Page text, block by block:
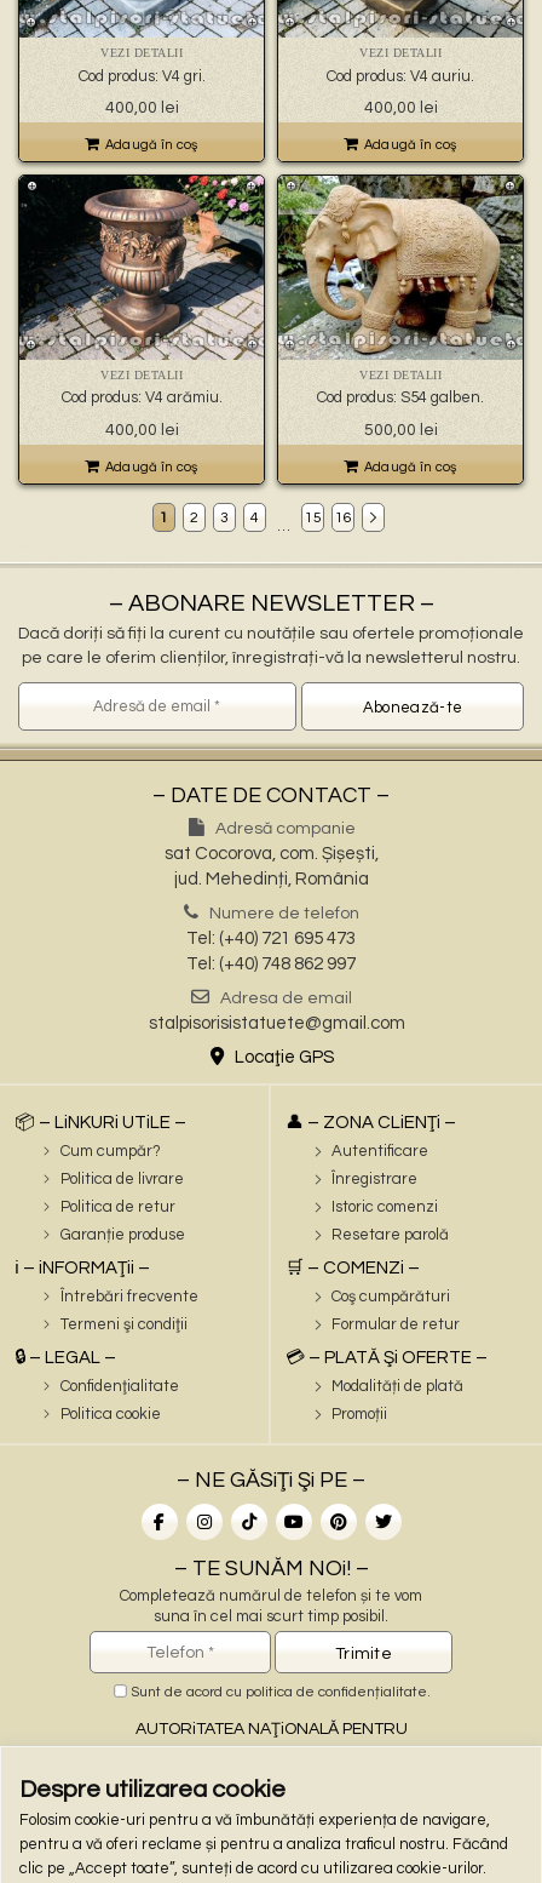
Despre utilizarea cookie
Folosim cookie-uri pentru a vă îmbunătăți experiența de navigare,
pentru a vă oferi reclame și pentru a analiza traficul nostru. Făcând
clic pe „Accept toate”, sunteți de acord cu utilizarea cookie-urilor.
VEZI DETALII
Cod produs: V4 gri.
400,00 lei
Adaugă în coş
VEZI DETALII
Cod produs: V4 auriu.
400,00 lei
Adaugă în coş
VEZI DETALII
Cod produs: V4 arămiu.
400,00 lei
Adaugă în coş
VEZI DETALII
Cod produs: S54 galben.
500,00 lei
Adaugă în coş
1 2 3 4 15 16
– ABONARE NEWSLETTER –
Dacă doriți să fiți la curent cu noutățile sau ofertele promoționale
pe care le oferim clienților, înregistrați-vă la newsletterul nostru.
– DATE DE CONTACT –
Adresă companie
sat Cocorova, com. Șișești,
jud. Mehedinți, România
Numere de telefon
Tel: (+40) 721 695 473
Tel: (+40) 748 862 997
Adresa de email
stalpisorisistatuete@gmail.com
Locaţie GPS
📦 – LiNKURi UTiLE –
Cum cumpăr?
Politica de livrare
Politica de retur
Garanție produse
ℹ️ – iNFORMAŢii –
Întrebări frecvente
Termeni şi condiţii
🔒 – LEGAL –
Confidenţialitate
Politica cookie
👤 – ZONA CLiENŢi –
Autentificare
Înregistrare
Istoric comenzi
Resetare parolă
🛒 – COMENZi –
Coş cumpărături
Formular de retur
💳 – PLATĂ Şi OFERTE –
Modalități de plată
Promoții
– NE GĂSiŢi Şi PE –
– TE SUNĂM NOi! –
Completează numărul de telefon și te vom
suna în cel mai scurt timp posibil.
Sunt de acord cu politica de confidențialitate
AUTORiTATEA NAŢiONALĂ PENTRU
PROTECŢiA CONSUMATORiLOR
– PLĂŢi ONLiNE –